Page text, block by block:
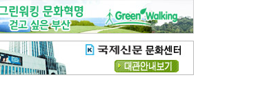
오늘의 운세- [전체보기]
늘의 운세- 2026년 8월 6일 (음 6월 24일)
늘의 운세- 2026년 8월 5일 (음 6월 23일)
해훈의 고전 속 이 문장 [전체보기]
입추 지났는데도 덥다며 신유안에게 보낸 박규수의 편지